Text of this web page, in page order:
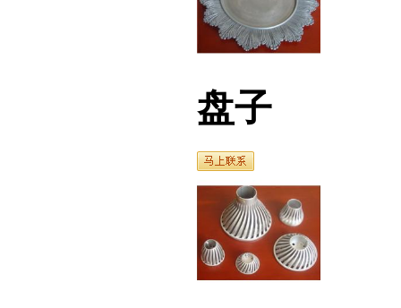
LED灯壳（1）